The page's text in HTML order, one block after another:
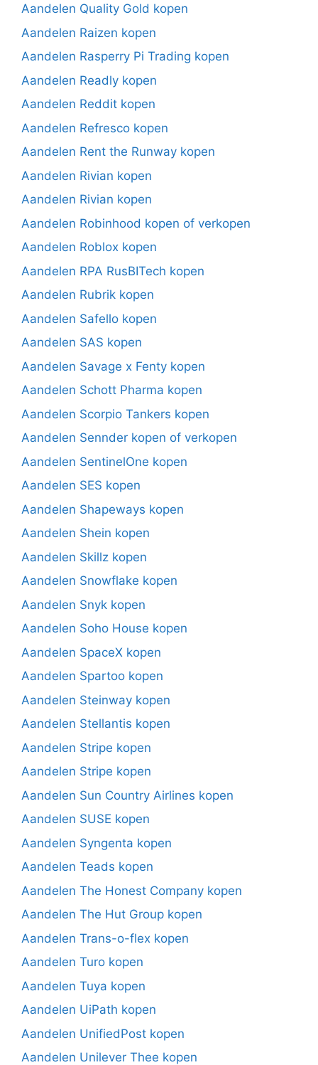
Aandelen Quality Gold kopen
Aandelen Raizen kopen
Aandelen Rasperry Pi Trading kopen
Aandelen Readly kopen
Aandelen Reddit kopen
Aandelen Refresco kopen
Aandelen Rent the Runway kopen
Aandelen Rivian kopen
Aandelen Rivian kopen
Aandelen Robinhood kopen of verkopen
Aandelen Roblox kopen
Aandelen RPA RusBITech kopen
Aandelen Rubrik kopen
Aandelen Safello kopen
Aandelen SAS kopen
Aandelen Savage x Fenty kopen
Aandelen Schott Pharma kopen
Aandelen Scorpio Tankers kopen
Aandelen Sennder kopen of verkopen
Aandelen SentinelOne kopen
Aandelen SES kopen
Aandelen Shapeways kopen
Aandelen Shein kopen
Aandelen Skillz kopen
Aandelen Snowflake kopen
Aandelen Snyk kopen
Aandelen Soho House kopen
Aandelen SpaceX kopen
Aandelen Spartoo kopen
Aandelen Steinway kopen
Aandelen Stellantis kopen
Aandelen Stripe kopen
Aandelen Stripe kopen
Aandelen Sun Country Airlines kopen
Aandelen SUSE kopen
Aandelen Syngenta kopen
Aandelen Teads kopen
Aandelen The Honest Company kopen
Aandelen The Hut Group kopen
Aandelen Trans-o-flex kopen
Aandelen Turo kopen
Aandelen Tuya kopen
Aandelen UiPath kopen
Aandelen UnifiedPost kopen
Aandelen Unilever Thee kopen